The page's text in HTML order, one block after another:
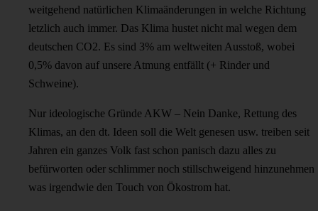
weitgehend natürlichen Klimaänderungen in welche Richtung
letzlich auch immer. Das Klima hustet nicht mal wegen dem
deutschen CO2. Es sind 3% am weltweiten Ausstoß, wobei
0,5% davon auf unsere Atmung entfällt (+ Rinder und
Schweine).
Nur ideologische Gründe AKW – Nein Danke, Rettung des
Klimas, an den dt. Ideen soll die Welt genesen usw. treiben seit
Jahren ein ganzes Volk fast schon panisch dazu alles zu
befürworten oder schlimmer noch stillschweigend hinzunehmen
was irgendwie den Touch von Ökostrom hat.